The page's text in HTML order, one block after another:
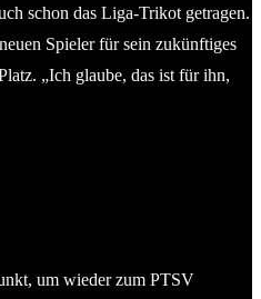
schon das Liga-Trikot getragen.
Spieler für sein zukünftiges
„Ich glaube, das ist für ihn,
um wieder zum PTSV